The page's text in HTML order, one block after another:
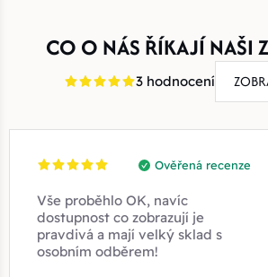
CO O NÁS ŘÍKAJÍ NAŠI
3 hodnocení
Ověřená recenze
Vše proběhlo OK, navíc
dostupnost co zobrazují je
pravdivá a mají velký sklad s
osobním odběrem!